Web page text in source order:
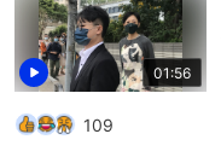
01:56
109